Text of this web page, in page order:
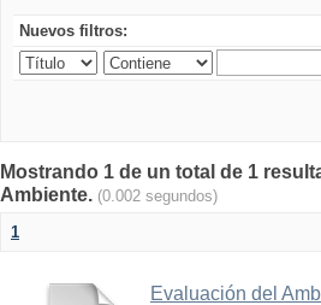
Nuevos filtros:
Mostrando 1 de un total de 1
Ambiente. (0.002 segundos)
1
Evaluación del